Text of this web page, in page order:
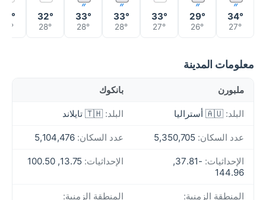
34°
27°
29°
26°
33°
27°
33°
28°
33°
28°
32°
28°
28°
معلومات المدينة
ملبورن بانكوك
البلد: 🇦🇺 أستراليا البلد: 🇹🇭 تايلاند
عدد السكان: عدد السكان:
الإحداثيات:
-37.81,
144.96
الإحداثيات:
المنطقة الزمنية: المنطقة الزمنية: